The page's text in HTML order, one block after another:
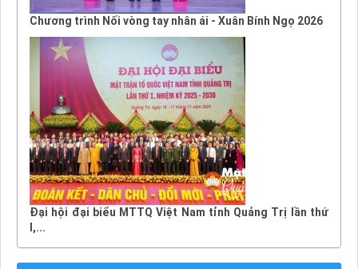
Chương trình Nối vòng tay nhân ái - Xuân Bính Ngọ 2026
Đại hội đại biểu MTTQ Việt Nam tỉnh Quảng Trị lần thứ
I,...